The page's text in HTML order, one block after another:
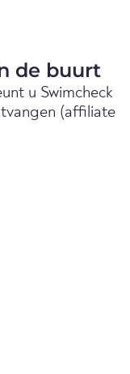
de buurt
u Swimcheck
(affiliate